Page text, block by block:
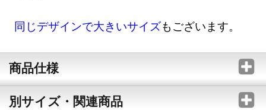
同じデザインで大きいサイズもございます。
商品仕様
別サイズ・関連商品